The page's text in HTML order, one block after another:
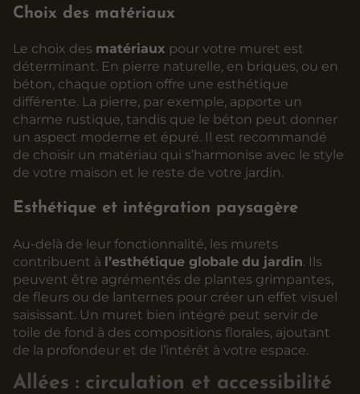
Choix des matériaux
Le choix des matériaux pour votre muret est
déterminant. En pierre naturelle, en briques, ou en
béton, chaque option offre une esthétique
différente. La pierre, par exemple, apporte un
charme rustique, tandis que le béton peut donner
un aspect moderne et épuré. Il est recommandé
de choisir un matériau qui s’harmonise avec le style
de votre maison et le reste de votre jardin.
Esthétique et intégration paysagère
Au-delà de leur fonctionnalité, les murets
contribuent à l’esthétique globale du jardin. Ils
peuvent être agrémentés de plantes grimpantes,
de fleurs ou de lanternes pour créer un effet visuel
saisissant. Un muret bien intégré peut servir de
toile de fond à des compositions florales, ajoutant
de la profondeur et de l’intérêt à votre espace.
Allées : circulation et accessibilité